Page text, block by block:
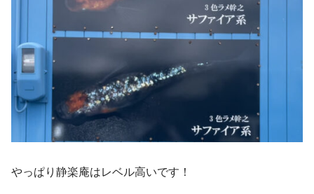
やっぱり静楽庵はレベル高いです！